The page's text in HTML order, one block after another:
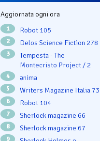
Aggiornata ogni ora
1 Robot 105
2 Delos Science Fiction 278
3
Tempesta - The
Montecristo Project / 2
4 ənima
5 Writers Magazine Italia 73
6 Robot 104
7 Sherlock magazine 66
8 Sherlock magazine 67
9